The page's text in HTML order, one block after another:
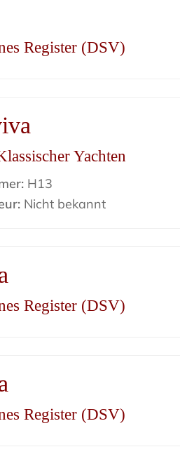
Register (DSV)
Yachten
H13
Nicht bekannt
Register (DSV)
Register (DSV)